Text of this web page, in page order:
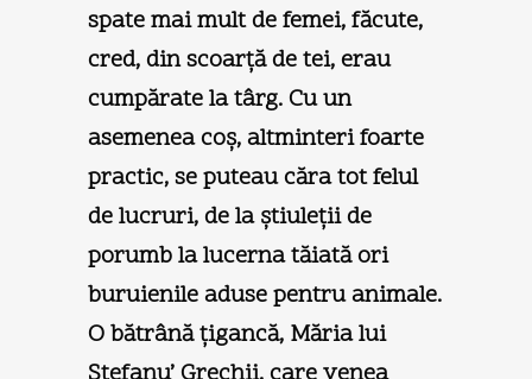
spate mai mult de femei, făcute,
cred, din scoarţă de tei, erau
cumpărate la târg. Cu un
asemenea coş, altminteri foarte
practic, se puteau căra tot felul
de lucruri, de la ştiuleţii de
porumb la lucerna tăiată ori
buruienile aduse pentru animale.
O bătrână ţigancă, Măria lui